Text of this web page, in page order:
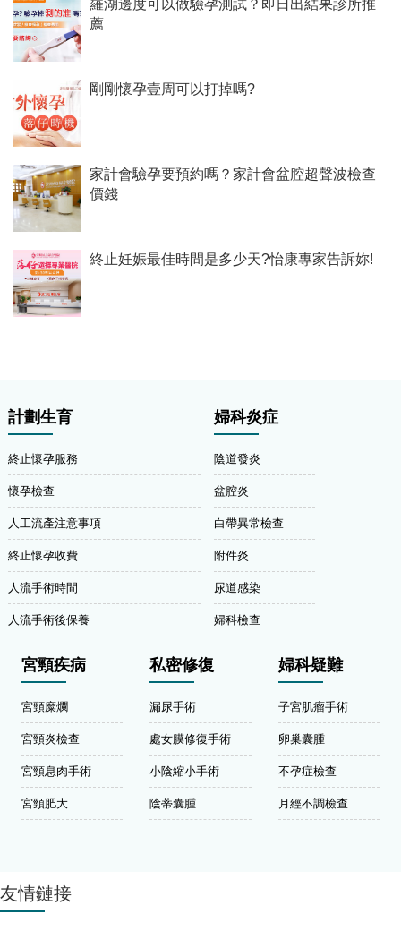
羅湖邊度可以做驗孕測試？即日出結果診所推
薦
剛剛懷孕壹周可以打掉嗎?
家計會驗孕要預約嗎？家計會盆腔超聲波檢查
價錢
終止妊娠最佳時間是多少天?怡康專家告訴妳!
計劃生育
終止懷孕服務
懷孕檢查
人工流產注意事項
終止懷孕收費
人流手術時間
人流手術後保養
婦科炎症
陰道發炎
盆腔炎
白帶異常檢查
附件炎
尿道感染
婦科檢查
宮頸疾病
宮頸糜爛
宮頸炎檢查
宮頸息肉手術
宮頸肥大
私密修復
漏尿手術
處女膜修復手術
小陰縮小手術
陰蒂囊腫
婦科疑難
子宮肌瘤手術
卵巢囊腫
不孕症檢查
月經不調檢查
友情鏈接